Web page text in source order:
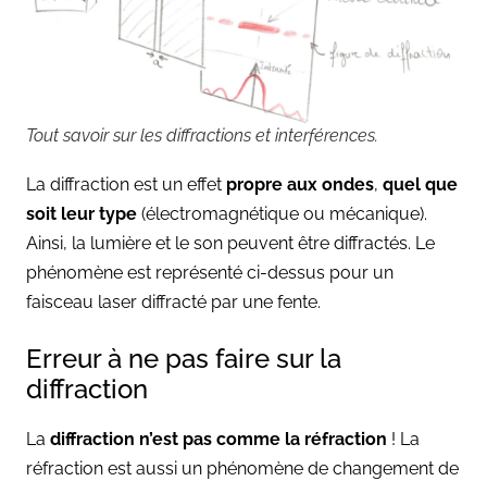
Tout savoir sur les diffractions et interférences.
La diffraction est un effet propre aux ondes, quel que
soit leur type (électromagnétique ou mécanique).
Ainsi, la lumière et le son peuvent être diffractés. Le
phénomène est représenté ci-dessus pour un
faisceau laser diffracté par une fente.
Erreur à ne pas faire sur la
diffraction
La diffraction n’est pas comme la réfraction ! La
réfraction est aussi un phénomène de changement de